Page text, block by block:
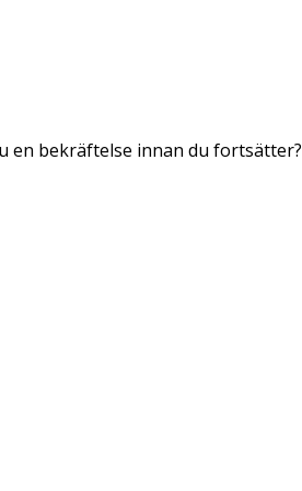
en bekräftelse innan du fortsätter?